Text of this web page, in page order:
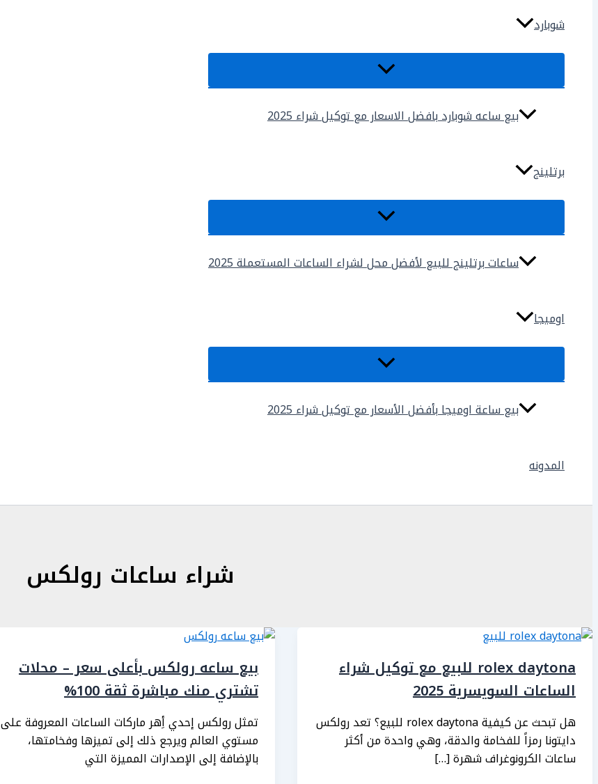
شوبارد
بيع ساعه شوبارد بافضل الاسعار مع توكيل شراء 2025
برتلينج
ساعات برتلينج للبيع لأفضل محل لشراء الساعات المستعملة 2025
اوميجا
بيع ساعة اوميجا بأفضل الأسعار مع توكيل شراء 2025
المدونه
شراء ساعات رولكس
rolex daytona للبيع مع توكيل شراء
الساعات السويسرية 2025
هل تبحث عن كيفية rolex daytona للبيع؟ تعد رولكس
دايتونا رمزاً للفخامة والدقة، وهي واحدة من أكثر
ساعات الكرونوغراف شهرة […]
بيع ساعه رولكس بأعلى سعر – محلات
تشتري منك مباشرة ثقة 100%
تمثل رولكس إحدي أِهر ماركات الساعات المعروفة على
مستوي العالم ويرجع ذلك إلى تميزها وفخامتها،
بالإضافة إلى الإصدارات المميزة التي